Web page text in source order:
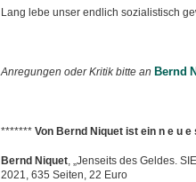
Lang lebe unser endlich sozialistisch
Anregungen oder Kritik bitte an Bernd
******* Von Bernd Niquet ist ein n e u
Bernd Niquet, „Jenseits des Geldes.
2021, 635 Seiten, 22 Euro